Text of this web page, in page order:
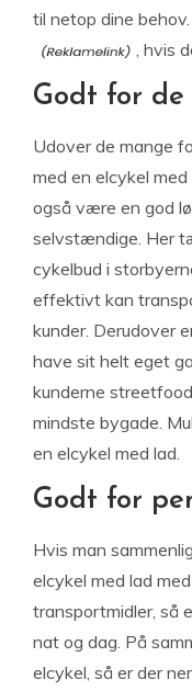
til netop dine behov.
, hvis
Godt for
Udover de mange
med en elcykel
også være en god
selvstændige. Her
cykelbud i
effektivt kan
kunder. Derudover
have sit helt eget
kunderne
mindste bygade.
en elcykel med lad.
Godt for
Hvis man
elcykel med lad
transportmidler, så
nat og dag. På
elcykel, så er der